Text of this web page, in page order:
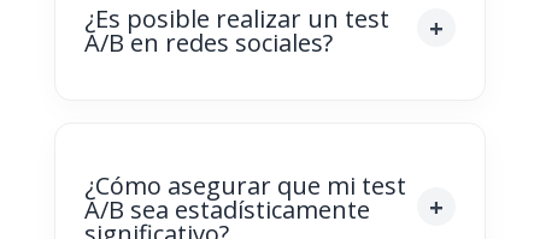
¿Es posible realizar un test
A/B en redes sociales?
¿Cómo asegurar que mi test
A/B sea estadísticamente